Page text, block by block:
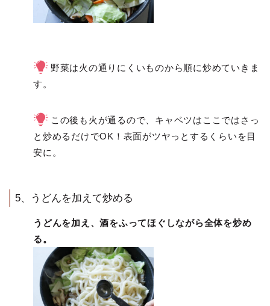
野菜は火の通りにくいものから順に炒めていきま
す。
この後も火が通るので、キャベツはここではさっ
と炒めるだけでOK！表面がツヤっとするくらいを目
安に。
5、うどんを加えて炒める
うどんを加え、酒をふってほぐしながら全体を炒め
る。